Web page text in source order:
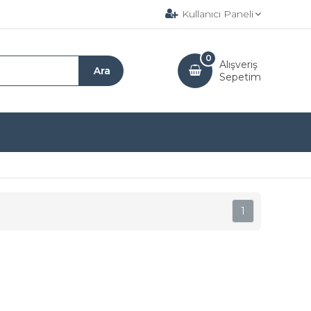
Kullanıcı Paneli
Alışveriş
Sepetim
0
1